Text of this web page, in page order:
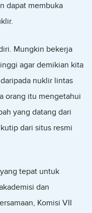
dapat membuka
Mungkin bekerja
agar demikian kita
nuklir lintas
orang itu mengetahui
yang datang dari
dari situs resmi
tepat untuk
dan
Komisi VII